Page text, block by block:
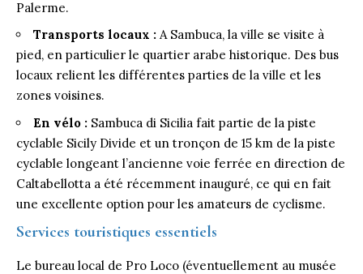
Palerme.
Transports locaux : A Sambuca, la ville se visite à
pied, en particulier le quartier arabe historique. Des bus
locaux relient les différentes parties de la ville et les
zones voisines.
En vélo : Sambuca di Sicilia fait partie de la piste
cyclable Sicily Divide et un tronçon de 15 km de la piste
cyclable longeant l’ancienne voie ferrée en direction de
Caltabellotta a été récemment inauguré, ce qui en fait
une excellente option pour les amateurs de cyclisme.
Services touristiques essentiels
Le bureau local de Pro Loco (éventuellement au musée